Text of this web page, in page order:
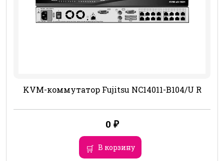
KVM-коммутатор Fujitsu NC14011-B104/U R
0 ₽
В корзину